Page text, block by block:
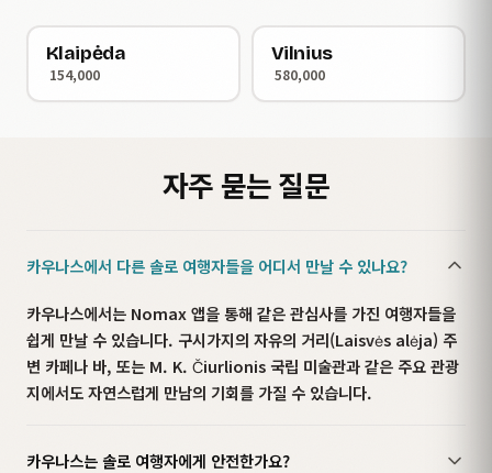
Klaipėda
154,000
Vilnius
580,000
자주 묻는 질문
카우나스에서 다른 솔로 여행자들을 어디서 만날 수 있나요?
카우나스에서는 Nomax 앱을 통해 같은 관심사를 가진 여행자들을
쉽게 만날 수 있습니다. 구시가지의 자유의 거리(Laisvės alėja) 주
변 카페나 바, 또는 M. K. Čiurlionis 국립 미술관과 같은 주요 관광
지에서도 자연스럽게 만남의 기회를 가질 수 있습니다.
카우나스는 솔로 여행자에게 안전한가요?